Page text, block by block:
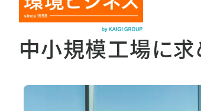
中小規模工場に求